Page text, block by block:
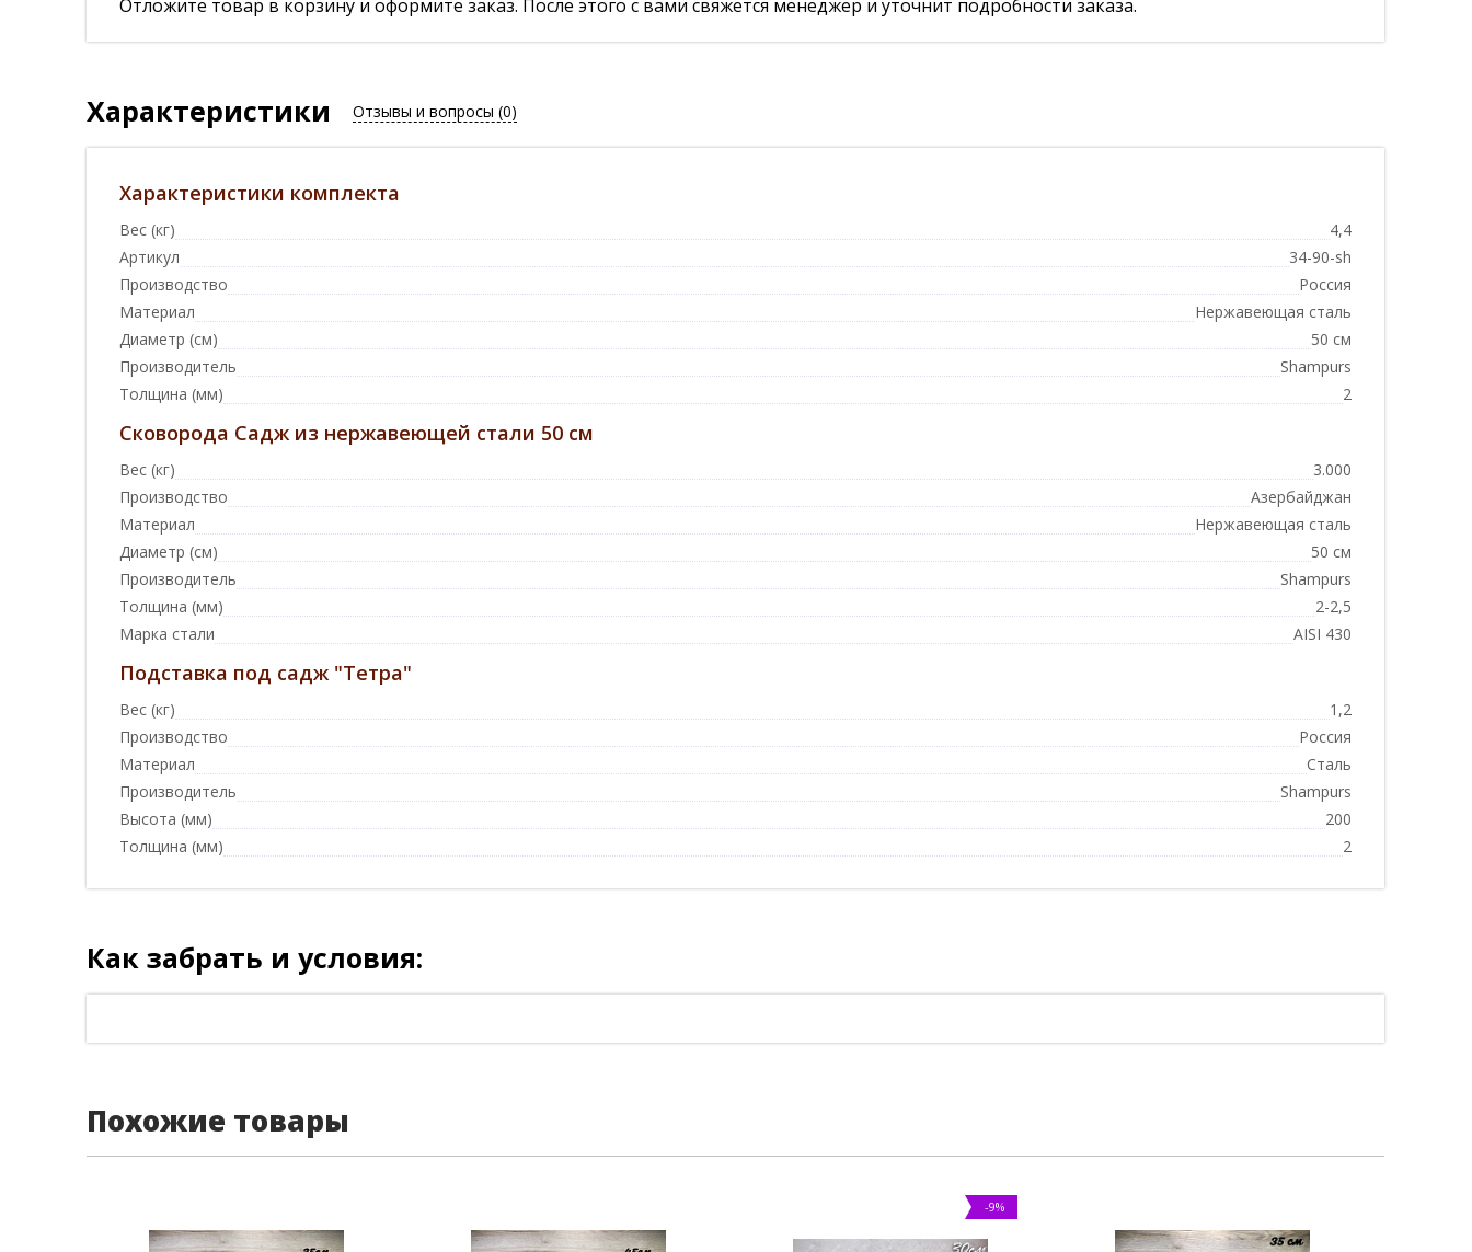
Отложите товар в корзину и оформите заказ. После этого с вами свяжется менеджер и уточнит подробности заказа.
Характеристики Отзывы и вопросы (0)
Характеристики комплекта
Вес (кг)
4,4
Артикул
34-90-sh
Производство
Россия
Материал
Нержавеющая сталь
Диаметр (см)
50 см
Производитель
Shampurs
Толщина (мм)
2
Сковорода Садж из нержавеющей стали 50 см
Вес (кг)
3.000
Производство
Азербайджан
Материал
Нержавеющая сталь
Диаметр (см)
50 см
Производитель
Shampurs
Толщина (мм)
2-2,5
Марка стали
AISI 430
Подставка под садж "Тетра"
Вес (кг)
1,2
Производство
Россия
Материал
Сталь
Производитель
Shampurs
Высота (мм)
200
Толщина (мм)
2
Как забрать и условия:
Похожие товары
-9%